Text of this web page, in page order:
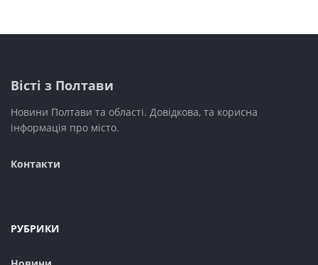
Вісті з Полтави
Новини Полтави та області. Довідкова, та корисна
інформація про місто.
Контакти
РУБРИКИ